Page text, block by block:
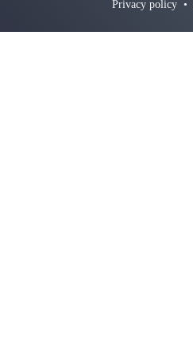
Privacy policy •